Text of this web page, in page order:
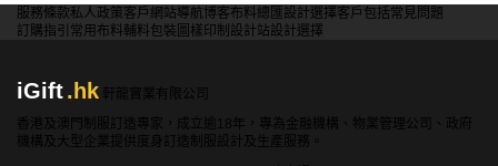
問: iGift 馬姐衫的尺寸範圍有哪些？
答: iGift 馬姐衫提供多種尺寸選擇，從S到XXL，以滿足不同體型的
問: iGift 馬姐衫的設計風格是怎樣的？
答: iGift 馬姐衫設計簡約而不失時尚感，適合日常穿著，無論是休閒
還是稍微正式的場合都能輕鬆搭配。
服務條款私人政策客戶 網站導航博客布料總匯設計選擇客戶包括常見問題
訂購指引 常用布料輔料包裝 圖樣印制 設計站設計選擇
iGift.hk
軒龍實業有限公司
香港及澳門制服訂造專家，成立逾18年，專為金融機構、物業管理公司、政府
機構及大型企業提供度身訂造制服設計及生產服務。